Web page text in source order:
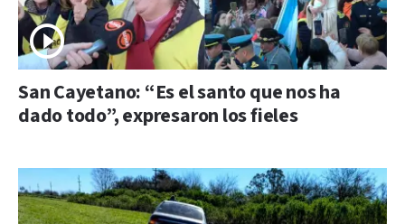
San Cayetano: “Es el santo que nos ha
dado todo”, expresaron los fieles